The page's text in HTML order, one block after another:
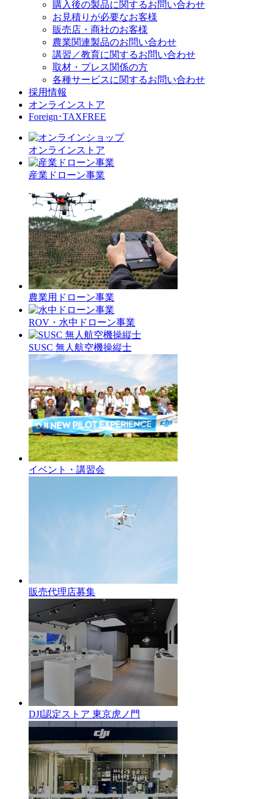
購入後の製品に関するお問い合わせ
お見積りが必要なお客様
販売店・商社のお客様
農業関連製品のお問い合わせ
講習／教育に関するお問い合わせ
取材・プレス関係の方
各種サービスに関するお問い合わせ
採用情報
オンラインストア
Foreign･TAXFREE
オンラインストア
産業ドローン事業
農業用ドローン事業
ROV・水中ドローン事業
SUSC 無人航空機操縦士
イベント・講習会
販売代理店募集
DJI認定ストア 東京虎ノ門